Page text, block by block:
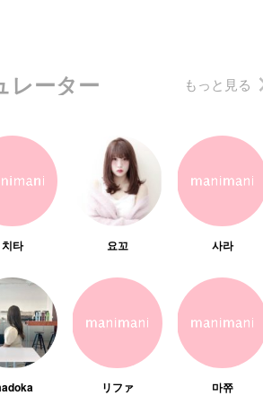
レーター もっと見る
치타 요꼬 사라
リファ 마쮸